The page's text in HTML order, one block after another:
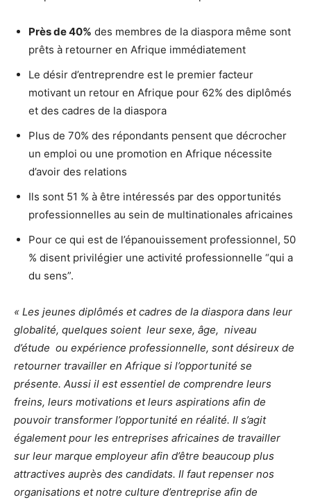
Près de 40% des membres de la diaspora même sont
prêts à retourner en Afrique immédiatement
Le désir d’entreprendre est le premier facteur
motivant un retour en Afrique pour 62% des diplômés
et des cadres de la diaspora
Plus de 70% des répondants pensent que décrocher
un emploi ou une promotion en Afrique nécessite
d’avoir des relations
Ils sont 51 % à être intéressés par des opportunités
professionnelles au sein de multinationales africaines
Pour ce qui est de l’épanouissement professionnel, 50
% disent privilégier une activité professionnelle “qui a
du sens”.
« Les jeunes diplômés et cadres de la diaspora dans leur
globalité, quelques soient leur sexe, âge, niveau
d’étude ou expérience professionnelle, sont désireux de
retourner travailler en Afrique si l’opportunité se
présente. Aussi il est essentiel de comprendre leurs
freins, leurs motivations et leurs aspirations afin de
pouvoir transformer l’opportunité en réalité. Il s’agit
également pour les entreprises africaines de travailler
sur leur marque employeur afin d’être beaucoup plus
attractives auprès des candidats. Il faut repenser nos
organisations et notre culture d’entreprise afin de